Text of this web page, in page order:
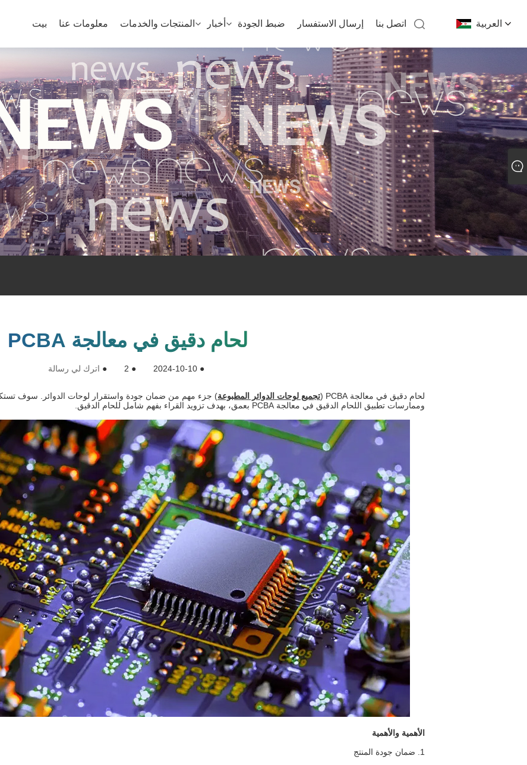
العربية بيت معلومات عنا المنتجات والخدمات أخبار ضبط الجودة إرسال الاستفسار اتصل بنا
لحام دقيق في معالجة PCBA
●
2024-10-10
●
2
● اترك لي رسالة
لحام دقيق في معالجة PCBA ( تجميع لوحات الدوائر المطبوعة) جزء مهم من ضمان جودة واستقرار لوحات الدوائر. سوف
وممارسات تطبيق اللحام الدقيق في معالجة PCBA بعمق، بهدف تزويد القراء بفهم شامل للحام الدقيق.
الأهمية والأهمية
1. ضمان جودة المنتج